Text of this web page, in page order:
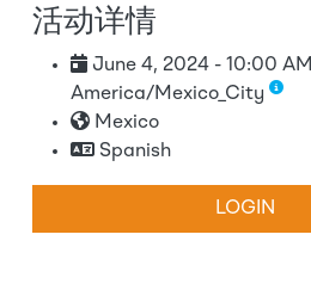
活动详情
June 4, 2024 - 10:00 AM
America/Mexico_City
Mexico
Spanish
LOGIN